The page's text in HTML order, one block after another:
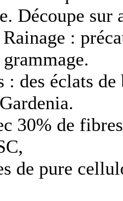
Découpe sur
:
: des éclats
30% de
de pure